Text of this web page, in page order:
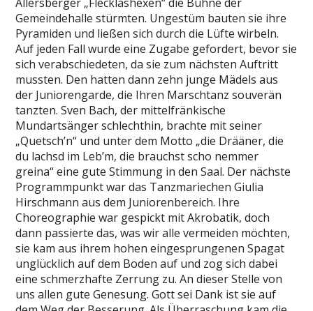
Gemeindehalle stürmten. Ungestüm bauten sie ihre
Pyramiden und ließen sich durch die Lüfte wirbeln.
Auf jeden Fall wurde eine Zugabe gefordert, bevor sie
sich verabschiedeten, da sie zum nächsten Auftritt
mussten. Den hatten dann zehn junge Mädels aus
der Juniorengarde, die Ihren Marschtanz souverän
tanzten. Sven Bach, der mittelfränkische
Mundartsänger schlechthin, brachte mit seiner
„Quetsch’n“ und unter dem Motto „die Drääner, die
du lachsd im Leb’m, die brauchst scho nemmer
greina“ eine gute Stimmung in den Saal. Der nächste
Programmpunkt war das Tanzmariechen Giulia
Hirschmann aus dem Juniorenbereich. Ihre
Choreographie war gespickt mit Akrobatik, doch
dann passierte das, was wir alle vermeiden möchten,
sie kam aus ihrem hohen eingesprungenen Spagat
unglücklich auf dem Boden auf und zog sich dabei
eine schmerzhafte Zerrung zu. An dieser Stelle von
uns allen gute Genesung. Gott sei Dank ist sie auf